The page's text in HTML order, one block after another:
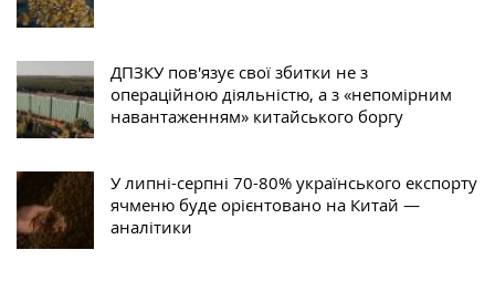
ДПЗКУ пов'язує свої збитки не з
операційною діяльністю, а з «непомірним
навантаженням» китайського боргу
У липні-серпні 70-80% українського експорту
ячменю буде орієнтовано на Китай —
аналітики